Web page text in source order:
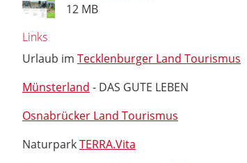
12 MB
Links
Urlaub im Tecklenburger Land Tourismus
Münsterland - DAS GUTE LEBEN
Osnabrücker Land Tourismus
NaturparkTERRA.Vita